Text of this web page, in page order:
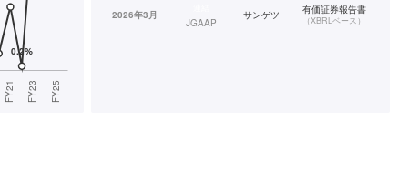
2026年3月
JGAAP
サンゲツ 有価証券報告書
（XBRLベース）